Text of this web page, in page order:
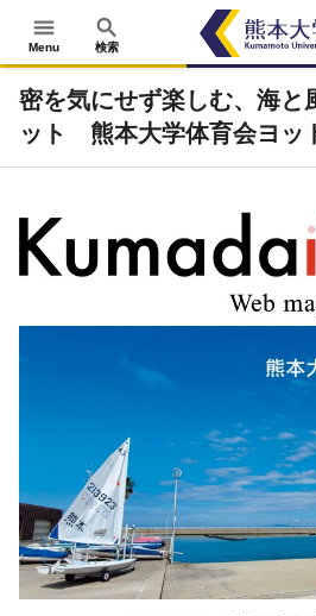
menu
Menu
search
検索
密を気にせず楽しむ、海と
ット 熊本大学体育会ヨッ